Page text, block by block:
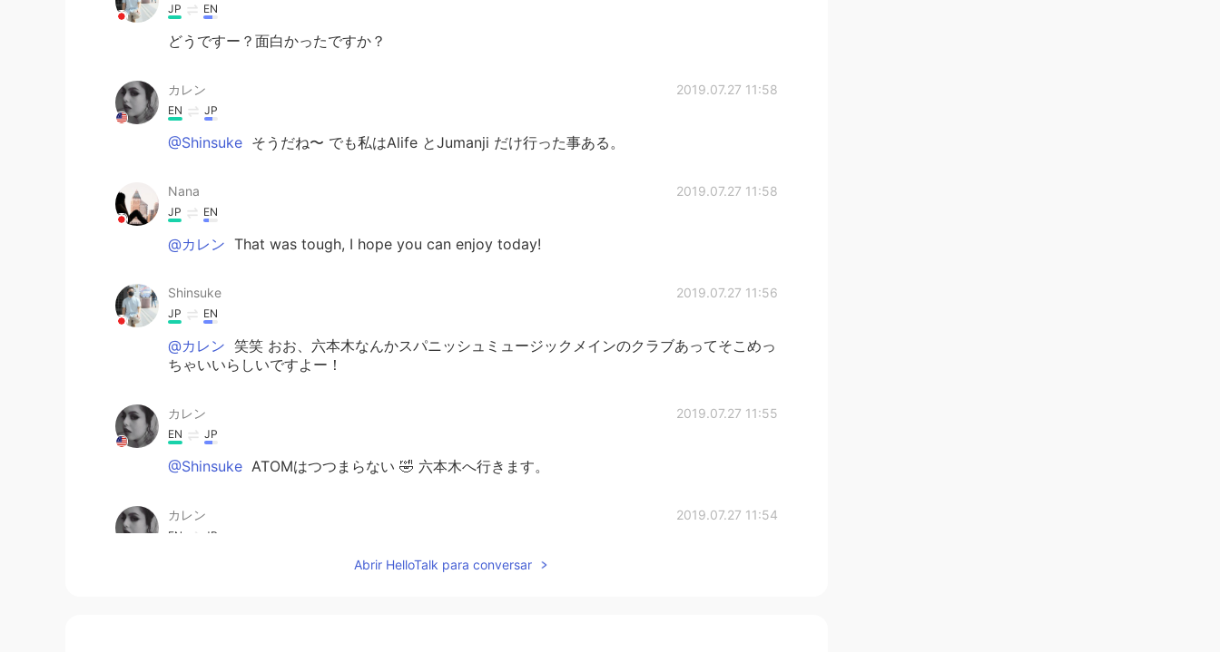
JP EN
どうですー？面白かったですか？
カレン 2019.07.27 11:58
EN JP
@Shinsuke そうだね〜 でも私はAlife とJumanji だけ行った事ある。
Nana 2019.07.27 11:58
JP EN
@カレン That was tough, I hope you can enjoy today!
Shinsuke 2019.07.27 11:56
JP EN
@カレン 笑笑 おお、六本木なんかスパニッシュミュージックメインのクラブあってそこめっ
ちゃいいらしいですよー！
カレン 2019.07.27 11:55
EN JP
@Shinsuke ATOMはつつまらない 🤣 六本木へ行きます。
カレン 2019.07.27 11:54
EN JP
先週、泥棒に携帯電話をとられてしまった。。。😭
Abrir HelloTalk para conversar